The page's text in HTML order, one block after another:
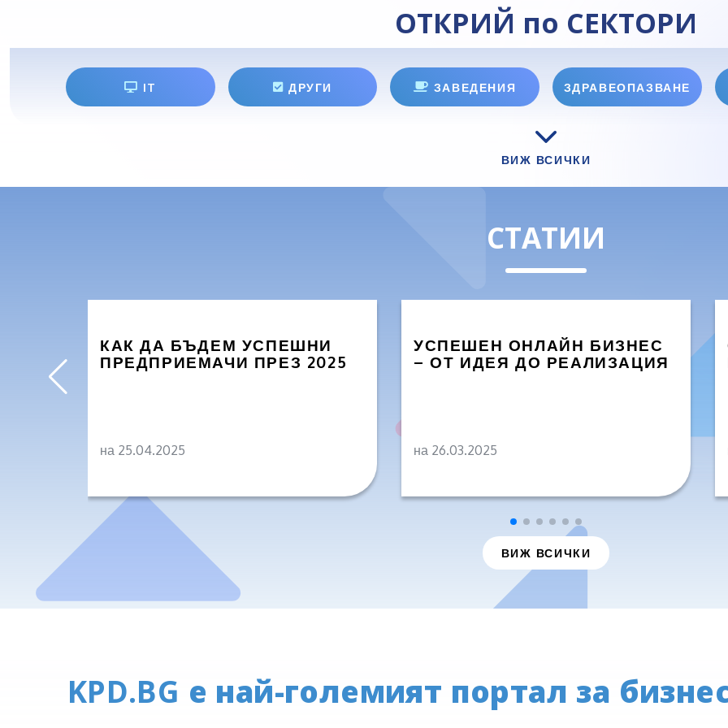
ОТКРИЙ по СЕКТОРИ
IT ДРУГИ ЗАВЕДЕНИЯ ЗДРАВЕОПАЗВАНЕ
ВИЖ ВСИЧКИ
СТАТИИ
КАК ДА БЪДЕМ УСПЕШНИ
ПРЕДПРИЕМАЧИ ПРЕЗ 2025
на 25.04.2025
УСПЕШЕН ОНЛАЙН БИЗНЕС
– ОТ ИДЕЯ ДО РЕАЛИЗАЦИЯ
на 26.03.2025
ВИЖ ВСИЧКИ
KPD.BG е най-големият портал за